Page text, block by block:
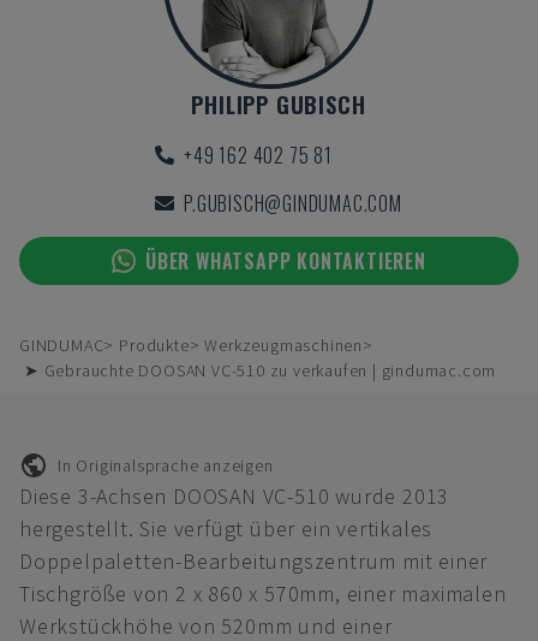
PHILIPP GUBISCH
+49 162 402 75 81
P.GUBISCH@GINDUMAC.COM
ÜBER WHATSAPP KONTAKTIEREN
GINDUMAC Produkte
Werkzeugmaschinen
➤ Gebrauchte DOOSAN VC-510 zu verkaufen | gindumac.com
In Originalsprache anzeigen
Diese 3-Achsen DOOSAN VC-510 wurde 2013
hergestellt. Sie verfügt über ein vertikales
Doppelpaletten-Bearbeitungszentrum mit einer
Tischgröße von 2 x 860 x 570mm, einer maximalen
Werkstückhöhe von 520mm und einer